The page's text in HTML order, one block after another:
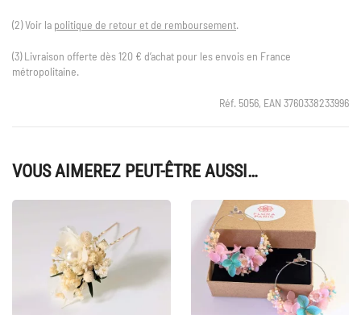
(2) Voir la politique de retour et de remboursement.
(3) Livraison offerte dès 120 € d’achat pour les envois en France
métropolitaine.
Réf. 5056, EAN 3760338233996
VOUS AIMEREZ PEUT-ÊTRE AUSSI…